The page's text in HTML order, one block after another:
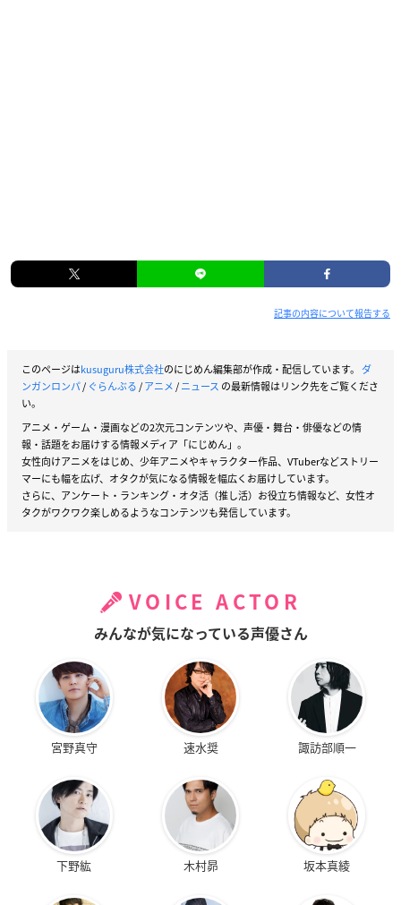
記事の内容について報告する
このページはkusuguru株式会社のにじめん編集部が作成・配信しています。 ダ
ンガンロンパ/ ぐらんぶる/アニメ/ニュース の最新情報はリンク先をご覧くださ
い。
アニメ・ゲーム・漫画などの2次元コンテンツや、声優・舞台・俳優などの情
報・話題をお届けする情報メディア「にじめん」。
女性向けアニメをはじめ、少年アニメやキャラクター作品、VTuberなどストリー
マーにも幅を広げ、オタクが気になる情報を幅広くお届けしています。
さらに、アンケート・ランキング・オタ活（推し活）お役立ち情報など、女性オ
タクがワクワク楽しめるようなコンテンツも発信しています。
VOICE ACTOR
みんなが気になっている声優さん
宮野真守 速水奨 諏訪部順一
下野紘 木村昴 坂本真綾